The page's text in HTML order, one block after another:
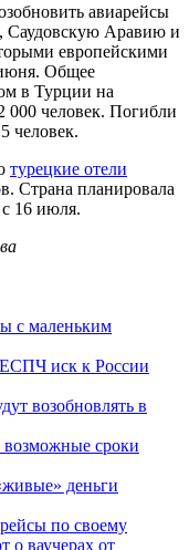
авиарейсы
Аравию и
европейскими
Общее
в Турции на
000 человек. Погибли
человек.
турецкие отели
Страна планировала
16 июля.
с маленьким
иск к России
возобновлять в
возможные сроки
деньги
по своему
о ваучерах от